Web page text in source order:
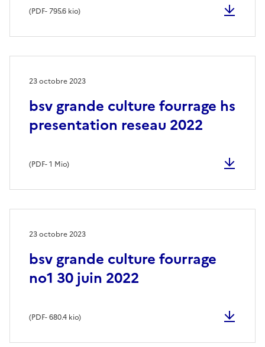
(PDF- 795.6 kio)
bsv grande culture fourrage hs
presentation reseau 2022
23 octobre 2023
(PDF- 1 Mio)
bsv grande culture fourrage
no1 30 juin 2022
23 octobre 2023
(PDF- 680.4 kio)